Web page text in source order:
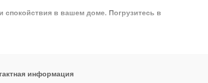
в вашем доме. Погрузитесь в
информация